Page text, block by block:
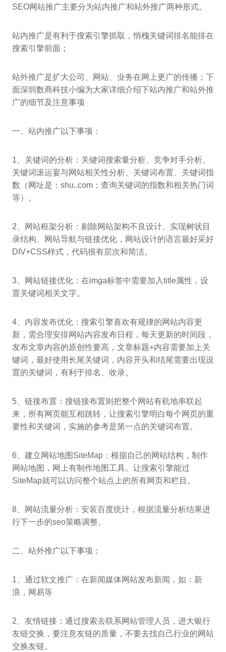
SEO网站推广主要分为站内推广和站外推广两种形式。
站内推广是有利于搜索引擎抓取，悄槐关键词排名能排在
搜索引擎前面；
站外推广是扩大公司、网站、业务在网上更广的传播；下
面深圳数商科技小编为大家详细介绍下站内推广和站外推
广的细节及注意事项
一、站内推广以下事项：
1、关键词的分析：关键词搜索量分析、竞争对手分析、
关键词滚运宴与网站相关性分析、关键词布置、关键词指
数（网址是：shu..com；查询关键词的指数和相关热门词
等）。
2、网站框架分析：剔除网站架构不良设计、实现树状目
录结构、网站导航与链接优化，网站设计的语言最好采好
DIV+CSS样式，代码很有层次和简洁。
3、网站链接优化：在imga标签中需要加入title属性，设
置关键词相关文字。
4、内容发布优化：搜索引擎喜欢有规律的网站内容更
新，需合理安排网站内容发布日程，每天更新的时间段，
发布文章内容的原创性要高，文章标题+内容需要加上关
键词，最好使用长尾关键词，内容开头和结尾需要出现设
置的关键词，有利于排名、收录。
5、链接布置：搜链接布置则把整个网站有机地串联起
来，所有网页能互相跳转，让搜索引擎明白每个网页的重
要性和关键词，实施的参考是第一点的关键词布置。
6、建立网站地图SiteMap：根据自己的网站结构，制作
网站地图，网上有制作地图工具。让搜索引擎能过
SiteMap就可以访问整个站点上的所有网页和栏目。
8、网站流量分析：安装百度统计，根据流量分析结果进
行下一步的seo策略调整。
二、站外推广以下事项：
1、通过软文推广：在新闻媒体网站发布新闻，如：新
浪，网易等
2、友情链接：通过搜索去联系网站管理人员，进大银行
友链交换，要注意友链的质量，不要去找自己行业的网站
交换友链。